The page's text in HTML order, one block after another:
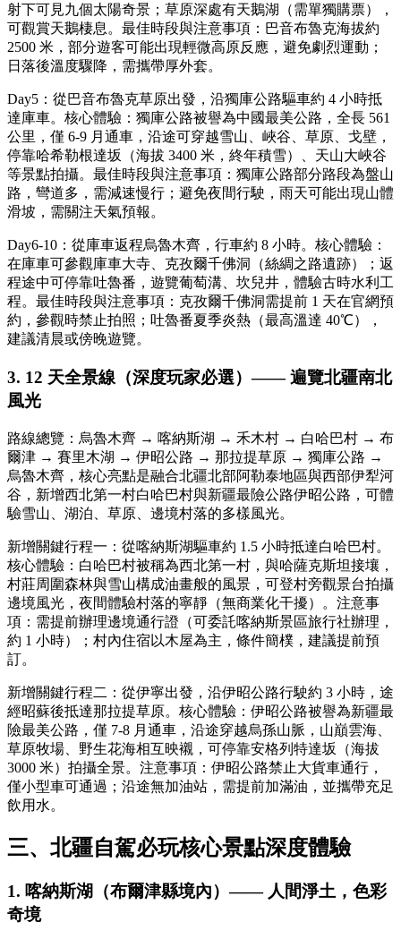
射下可見九個太陽奇景；草原深處有天鵝湖（需單獨購票），
可觀賞天鵝棲息。最佳時段與注意事項：巴音布魯克海拔約
2500 米，部分遊客可能出現輕微高原反應，避免劇烈運動；
日落後溫度驟降，需攜帶厚外套。
Day5：從巴音布魯克草原出發，沿獨庫公路驅車約 4 小時抵
達庫車。核心體驗：獨庫公路被譽為中國最美公路，全長 561
公里，僅 6-9 月通車，沿途可穿越雪山、峽谷、草原、戈壁，
停靠哈希勒根達坂（海拔 3400 米，終年積雪）、天山大峽谷
等景點拍攝。最佳時段與注意事項：獨庫公路部分路段為盤山
路，彎道多，需減速慢行；避免夜間行駛，雨天可能出現山體
滑坡，需關注天氣預報。
Day6-10：從庫車返程烏魯木齊，行車約 8 小時。核心體驗：
在庫車可參觀庫車大寺、克孜爾千佛洞（絲綢之路遺跡）；返
程途中可停靠吐魯番，遊覽葡萄溝、坎兒井，體驗古時水利工
程。最佳時段與注意事項：克孜爾千佛洞需提前 1 天在官網預
約，參觀時禁止拍照；吐魯番夏季炎熱（最高溫達 40℃），
建議清晨或傍晚遊覽。
3. 12 天全景線（深度玩家必選）—— 遍覽北疆南北
風光
路線總覽：烏魯木齊 → 喀納斯湖 → 禾木村 → 白哈巴村 → 布
爾津 → 賽里木湖 → 伊昭公路 → 那拉提草原 → 獨庫公路 →
烏魯木齊，核心亮點是融合北疆北部阿勒泰地區與西部伊犁河
谷，新增西北第一村白哈巴村與新疆最險公路伊昭公路，可體
驗雪山、湖泊、草原、邊境村落的多樣風光。
新增關鍵行程一：從喀納斯湖驅車約 1.5 小時抵達白哈巴村。
核心體驗：白哈巴村被稱為西北第一村，與哈薩克斯坦接壤，
村莊周圍森林與雪山構成油畫般的風景，可登村旁觀景台拍攝
邊境風光，夜間體驗村落的寧靜（無商業化干擾）。注意事
項：需提前辦理邊境通行證（可委託喀納斯景區旅行社辦理，
約 1 小時）；村內住宿以木屋為主，條件簡樸，建議提前預
訂。
新增關鍵行程二：從伊寧出發，沿伊昭公路行駛約 3 小時，途
經昭蘇後抵達那拉提草原。核心體驗：伊昭公路被譽為新疆最
險最美公路，僅 7-8 月通車，沿途穿越烏孫山脈，山巔雲海、
草原牧場、野生花海相互映襯，可停靠安格列特達坂（海拔
3000 米）拍攝全景。注意事項：伊昭公路禁止大貨車通行，
僅小型車可通過；沿途無加油站，需提前加滿油，並攜帶充足
飲用水。
三、北疆自駕必玩核心景點深度體驗
1. 喀納斯湖（布爾津縣境內）—— 人間淨土，色彩
奇境